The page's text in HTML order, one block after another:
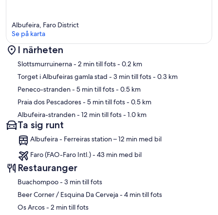
Karta
Albufeira, Faro District
Se på karta
I närheten
Slottsmurruinerna- 2 min till fots- 0.2 km
Torget i Albufeiras gamla stad - 3 min till fots- 0.3 km
Peneco-stranden- 5 min till fots- 0.5 km
Praia dos Pescadores- 5 min till fots- 0.5 km
Albufeira-stranden- 12 min till fots- 1.0 km
Ta sig runt
Albufeira - Ferreiras station – 12 min med bil
Faro (FAO-Faro Intl.) - 43 min med bil
Restauranger
‪Buachompoo - ‬3 min till fots
‪Beer Corner / Esquina Da Cerveja - ‬4 min till fots
‪Os Arcos - ‬2 min till fots